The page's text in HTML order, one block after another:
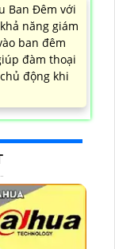
Ban Đêm với
năng giám
ban đêm
đàm thoại
động khi